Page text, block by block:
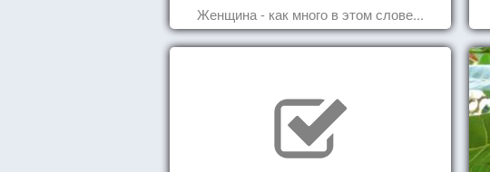
Женщина - как много в этом слове...